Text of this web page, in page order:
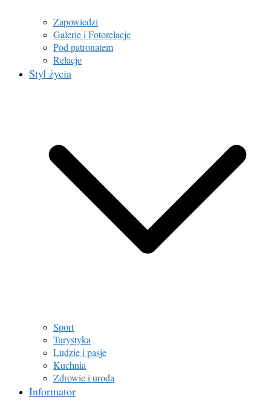
Zapowiedzi
Galerie i Fotorelacje
Pod patronatem
Relacje
Styl życia
Sport
Turystyka
Ludzie i pasje
Kuchnia
Zdrowie i uroda
Informator